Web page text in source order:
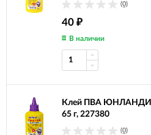
(0)
40 ₽
В наличии
Клей ПВА ЮНЛАНДИЯ
65 г, 227380
(0)